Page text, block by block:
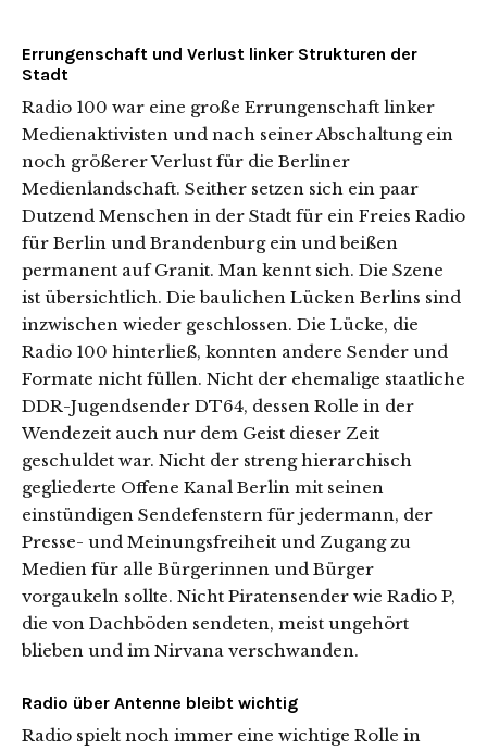
Errungenschaft und Verlust linker Strukturen der
Stadt
Radio 100 war eine große Errungenschaft linker
Medienaktivisten und nach seiner Abschaltung ein
noch größerer Verlust für die Berliner
Medienlandschaft. Seither setzen sich ein paar
Dutzend Menschen in der Stadt für ein Freies Radio
für Berlin und Brandenburg ein und beißen
permanent auf Granit. Man kennt sich. Die Szene
ist übersichtlich. Die baulichen Lücken Berlins sind
inzwischen wieder geschlossen. Die Lücke, die
Radio 100 hinterließ, konnten andere Sender und
Formate nicht füllen. Nicht der ehemalige staatliche
DDR-Jugendsender DT64, dessen Rolle in der
Wendezeit auch nur dem Geist dieser Zeit
geschuldet war. Nicht der streng hierarchisch
gegliederte Offene Kanal Berlin mit seinen
einstündigen Sendefenstern für jedermann, der
Presse- und Meinungsfreiheit und Zugang zu
Medien für alle Bürgerinnen und Bürger
vorgaukeln sollte. Nicht Piratensender wie Radio P,
die von Dachböden sendeten, meist ungehört
blieben und im Nirvana verschwanden.
Radio über Antenne bleibt wichtig
Radio spielt noch immer eine wichtige Rolle in